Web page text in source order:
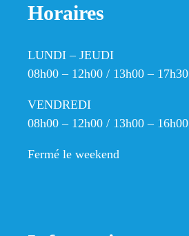
Horaires
LUNDI – JEUDI
08h00 – 12h00 / 13h00 – 17h30
VENDREDI
08h00 – 12h00 / 13h00 – 16h00
Fermé le weekend